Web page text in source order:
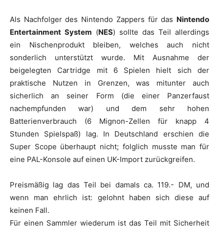
Als Nachfolger des Nintendo Zappers für das Nintendo
Entertainment System (NES) sollte das Teil allerdings
ein Nischenprodukt bleiben, welches auch nicht
sonderlich unterstützt wurde. Mit Ausnahme der
beigelegten Cartridge mit 6 Spielen hielt sich der
praktische Nutzen in Grenzen, was mitunter auch
sicherlich an seiner Form (die einer Panzerfaust
nachempfunden war) und dem sehr hohen
Batterienverbrauch (6 Mignon-Zellen für knapp 4
Stunden Spielspaß) lag. In Deutschland erschien die
Super Scope überhaupt nicht; folglich musste man für
eine PAL-Konsole auf einen UK-Import zurückgreifen.
Preismäßig lag das Teil bei damals ca. 119.- DM, und
wenn man ehrlich ist: gelohnt haben sich diese auf
keinen Fall.
Für einen Sammler wiederum ist das Teil mit Sicherheit